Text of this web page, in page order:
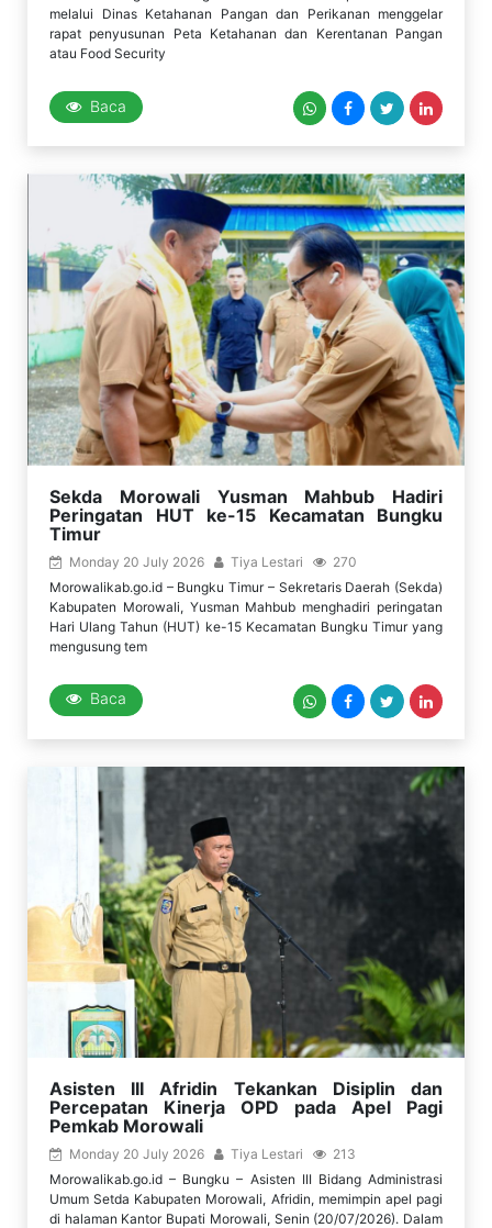
melalui Dinas Ketahanan Pangan dan Perikanan menggelar
rapat penyusunan Peta Ketahanan dan Kerentanan Pangan
atau Food Security
Baca
Sekda Morowali Yusman Mahbub Hadiri
Peringatan HUT ke-15 Kecamatan Bungku
Timur
Monday 20 July 2026 Tiya Lestari
270
Morowalikab.go.id – Bungku Timur – Sekretaris Daerah (Sekda)
Kabupaten Morowali, Yusman Mahbub menghadiri peringatan
Hari Ulang Tahun (HUT) ke-15 Kecamatan Bungku Timur yang
mengusung tem
Baca
Asisten III Afridin Tekankan Disiplin dan
Percepatan Kinerja OPD pada Apel Pagi
Pemkab Morowali
Monday 20 July 2026 Tiya Lestari
213
Morowalikab.go.id – Bungku – Asisten III Bidang Administrasi
Umum Setda Kabupaten Morowali, Afridin, memimpin apel pagi
di halaman Kantor Bupati Morowali, Senin (20/07/2026). Dalam